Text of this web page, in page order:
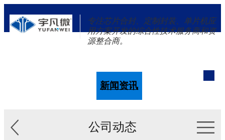
专注芯片合封、定制封装、单片机应
用方案开发的综合性技术服务商和资
源整合商。
新闻资讯
公司动态